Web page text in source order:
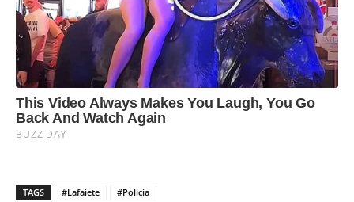
TAGS #Lafaiete #Polícia